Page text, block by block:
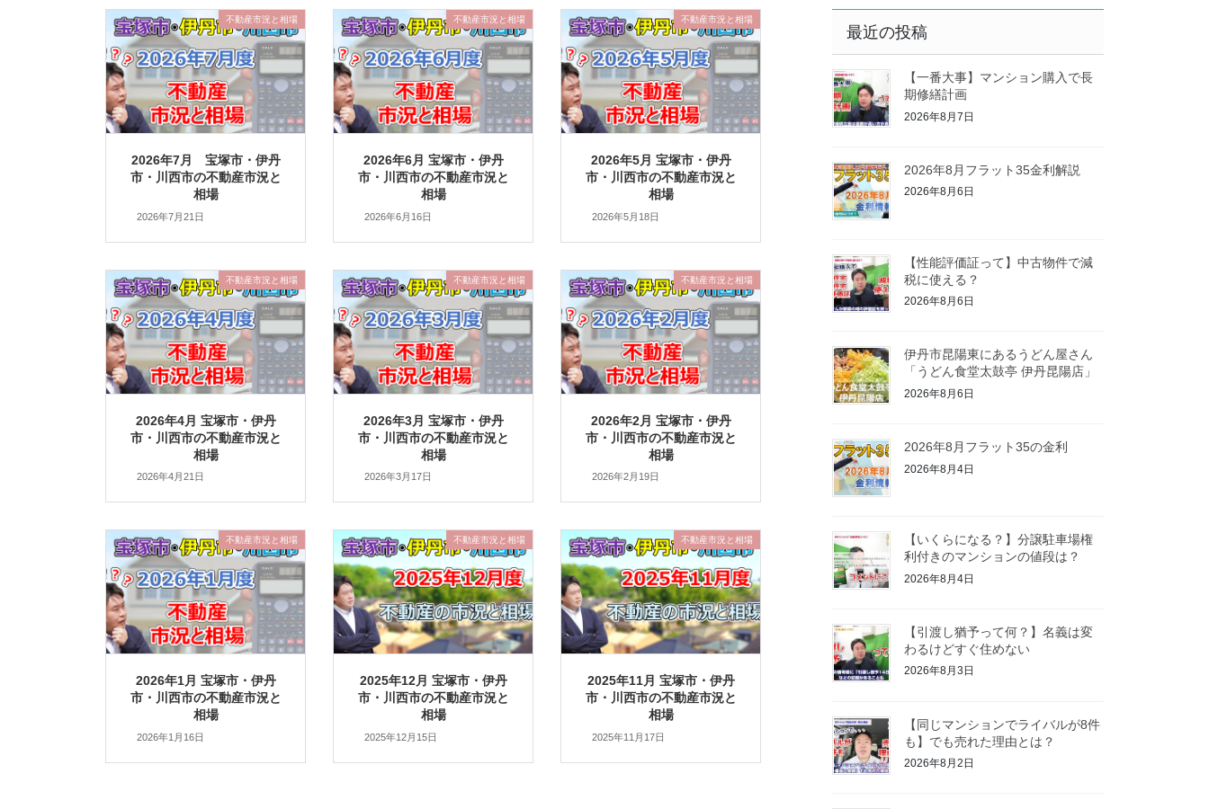
不動産市況と相場
2026年7月 宝塚市・伊丹
市・川西市の不動産市況と
相場
2026年7月21日
不動産市況と相場
2026年6月 宝塚市・伊丹
市・川西市の不動産市況と
相場
2026年6月16日
不動産市況と相場
2026年5月 宝塚市・伊丹
市・川西市の不動産市況と
相場
2026年5月18日
不動産市況と相場
2026年4月 宝塚市・伊丹
市・川西市の不動産市況と
相場
2026年4月21日
不動産市況と相場
2026年3月 宝塚市・伊丹
市・川西市の不動産市況と
相場
2026年3月17日
不動産市況と相場
2026年2月 宝塚市・伊丹
市・川西市の不動産市況と
相場
2026年2月19日
不動産市況と相場
2026年1月 宝塚市・伊丹
市・川西市の不動産市況と
相場
2026年1月16日
不動産市況と相場
2025年12月 宝塚市・伊丹
市・川西市の不動産市況と
相場
2025年12月15日
不動産市況と相場
2025年11月 宝塚市・伊丹
市・川西市の不動産市況と
相場
2025年11月17日
最近の投稿
【一番大事】マンション購入で長
期修繕計画
2026年8月7日
2026年8月フラット35金利解説
2026年8月6日
【性能評価証って】中古物件で減
税に使える？
2026年8月6日
伊丹市昆陽東にあるうどん屋さん
「うどん食堂太鼓亭 伊丹昆陽店」
2026年8月6日
2026年8月フラット35の金利
2026年8月4日
【いくらになる？】分譲駐車場権
利付きのマンションの値段は？
2026年8月4日
【引渡し猶予って何？】名義は変
わるけどすぐ住めない
2026年8月3日
【同じマンションでライバルが8件
も】でも売れた理由とは？
2026年8月2日